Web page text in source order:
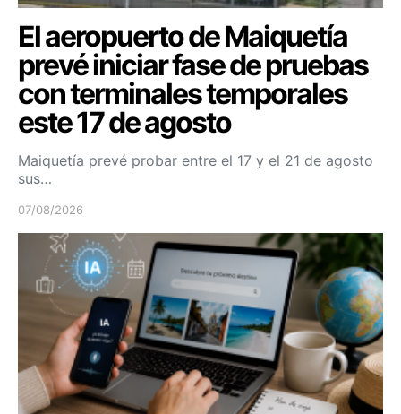
El aeropuerto de Maiquetía
prevé iniciar fase de pruebas
con terminales temporales
este 17 de agosto
Maiquetía prevé probar entre el 17 y el 21 de agosto
sus…
07/08/2026